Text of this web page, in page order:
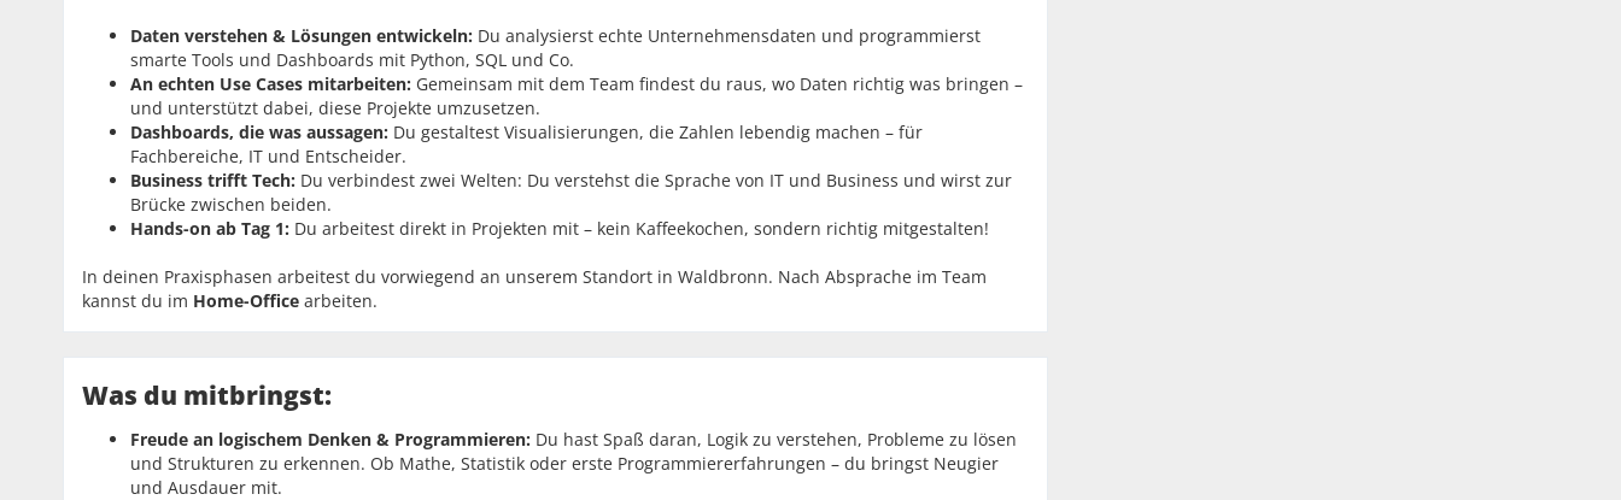
Daten verstehen & Lösungen entwickeln: Du analysierst echte Unternehmensdaten und programmierst
smarte Tools und Dashboards mit Python, SQL und Co.
An echten Use Cases mitarbeiten: Gemeinsam mit dem Team findest du raus, wo Daten richtig was bringen –
und unterstützt dabei, diese Projekte umzusetzen.
Dashboards, die was aussagen: Du gestaltest Visualisierungen, die Zahlen lebendig machen – für
Fachbereiche, IT und Entscheider.
Business trifft Tech: Du verbindest zwei Welten: Du verstehst die Sprache von IT und Business und wirst zur
Brücke zwischen beiden.
Hands-on ab Tag 1: Du arbeitest direkt in Projekten mit – kein Kaffeekochen, sondern richtig mitgestalten!
In deinen Praxisphasen arbeitest du vorwiegend an unserem Standort in Waldbronn. Nach Absprache im Team
kannst du im Home-Office arbeiten.
Was du mitbringst:
Freude an logischem Denken & Programmieren: Du hast Spaß daran, Logik zu verstehen, Probleme zu lösen
und Strukturen zu erkennen. Ob Mathe, Statistik oder erste Programmiererfahrungen – du bringst Neugier
und Ausdauer mit.